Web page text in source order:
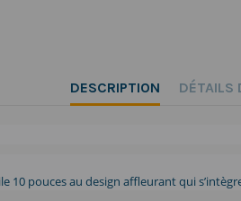
DESCRIPTION DÉTAILS
10 pouces au design affleurant qui